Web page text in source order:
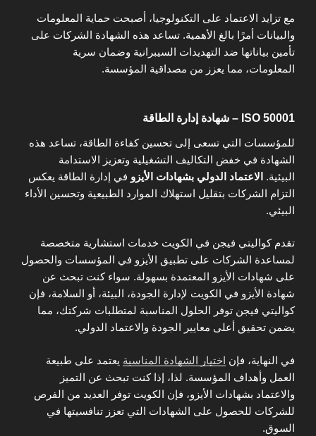
مع تزايد الاعتماد على التكنولوجيا، أصبحت حماية المعلومات
والبيانات أمرًا بالغ الأهمية. تساعد هذه الشهادة الشركات على
تأمين بياناتها ضد التهديدات السيبرانية وضمان سرية
المعلومات، مما يعزز من مصداقية المؤسسة.
ISO 50001 – شهادة إدارة الطاقة
للمؤسسات التي تسعى إلى تحسين كفاءة الطاقة، تساعد هذه
الشهادة في خفض التكاليف التشغيلية وتعزيز الاستدامة
البيئية. الاعتماد الدولي بشهادات الأيزو في إدارة الطاقة يعكس
التزام الشركات بتقليل استهلاك الموارد الطبيعية وتحسين الأداء
البيئي.
تقدم كواليتي فيجن في الكويت خدمات استشارية متخصصة
لمساعدة الشركات على تطبيق الأيزو في المؤسسات والحصول
على شهادات الأيزو المعتمدة بسهولة. سواء كنت تبحث عن
شهادة الأيزو في الكويت لإدارة الجودة، البيئة، أو السلامة، فإن
كواليتي فيجن توفر الحلول المناسبة لمتطلبات شركتك، مما
يضمن تحقيق أعلى معايير الجودة والاعتماد الدولي.
في النهاية، فإن اختيار الشهادة المناسبة يعتمد على طبيعة
العمل وأهداف المؤسسة. لذا، إذا كنت تبحث عن التميز
والاعتماد بشهادات الأيزو، فإن الكويت توفر العديد من الفرص
للشركات للحصول على الشهادات التي تعزز تنافسيتها في
السوق.